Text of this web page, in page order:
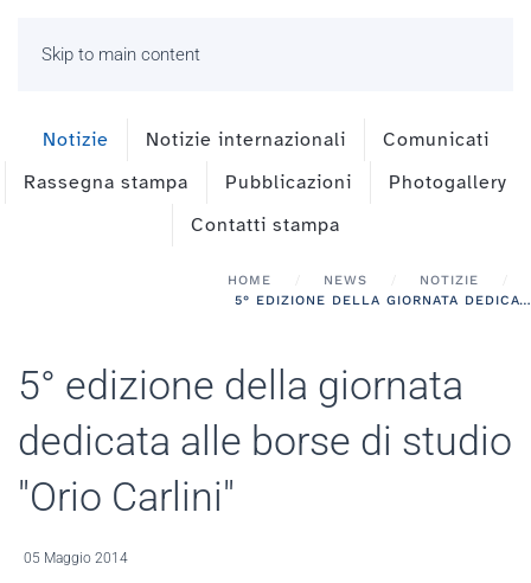
Skip to main content
Notizie Notizie internazionali
Comunicati
Rassegna stampa
Pubblicazioni
Photogallery
Contatti stampa
HOME NEWS
NOTIZIE
5° EDIZIONE DELLA GIORNATA DEDICATA ALLE BORSE DI STUDIO "ORIO CARLINI"
5° edizione della giornata
dedicata alle borse di studio
"Orio Carlini"
05 Maggio 2014